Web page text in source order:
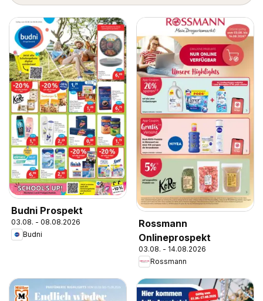
Budni Prospekt
03.08. - 08.08.2026
Budni
Rossmann
Onlineprospekt
03.08. - 14.08.2026
Rossmann